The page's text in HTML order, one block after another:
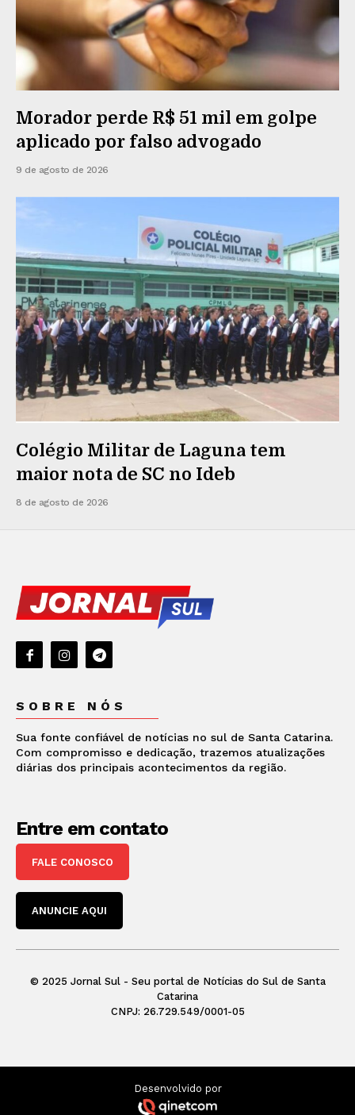
Morador perde R$ 51 mil em golpe
aplicado por falso advogado
9 de agosto de 2026
Colégio Militar de Laguna tem
maior nota de SC no Ideb
8 de agosto de 2026
SOBRE NÓS
Sua fonte confiável de notícias no sul de Santa Catarina.
Com compromisso e dedicação, trazemos atualizações
diárias dos principais acontecimentos da região.
Entre em contato
FALE CONOSCO
ANUNCIE AQUI
© 2025 Jornal Sul - Seu portal de Notícias do Sul de Santa
Catarina
CNPJ: 26.729.549/0001-05
Desenvolvido por